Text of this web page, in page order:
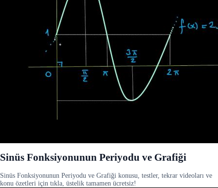
Sinüs Fonksiyonunun Periyodu ve Grafiği
Sinüs Fonksiyonunun Periyodu ve Grafiği konusu, testler, tekrar videoları ve
konu özetleri için tıkla, üstelik tamamen ücretsiz!